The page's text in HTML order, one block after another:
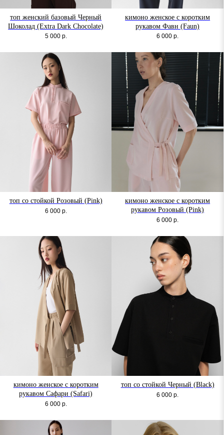
топ женский базовый Черный
Шоколад (Extra Dark Chocolate)
5 000 р.
кимоно женское с коротким
рукавом Фавн (Faun)
6 000 р.
топ со стойкой Розовый (Pink)
6 000 р.
кимоно женское с коротким
рукавом Розовый (Pink)
6 000 р.
кимоно женское с коротким
рукавом Сафари (Safari)
6 000 р.
топ со стойкой Черный (Black)
6 000 р.